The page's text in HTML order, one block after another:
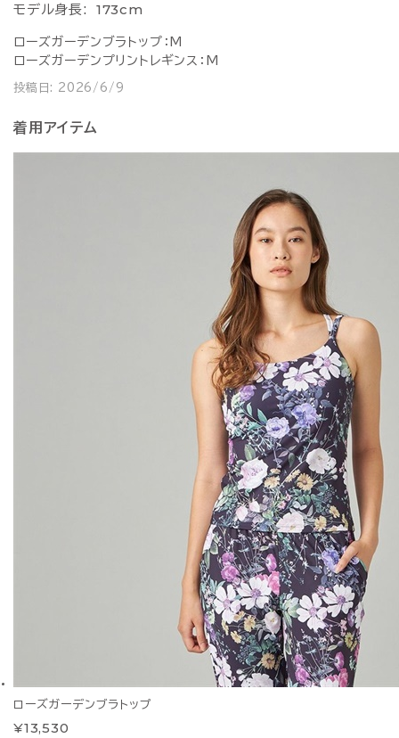
モデル身長: 173cm
ローズガーデンブラトップ：M
ローズガーデンプリントレギンス：M
投稿日: 2026/6/9
着用アイテム
ローズガーデンブラトップ
¥13,530